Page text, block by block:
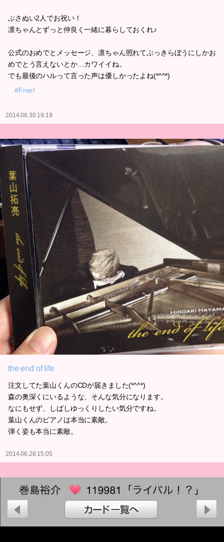
ぶさぬい2人でお祝い！
凛ちゃんとずっと仲良く一緒に暮らしておくれ♪
公式のおめでとメッセージ、凛ちゃん照れてぶっきらぼうにしかお
めでとう言えないとか…カワイイね。
でも最後のハルって言った声は優しかったよね(*^^*)
#Free!
2014.06.30 19:19
the end of life
注文してた葉山くんのCDが届きました(*^^*)
森の奥深くにいるような、そんな気分になります。
なにもせず、しばしゆっくりしたい気分ですね。
葉山くんのピアノは本当に素敵。
弾く姿も本当に素敵。
2014.06.28 15:05